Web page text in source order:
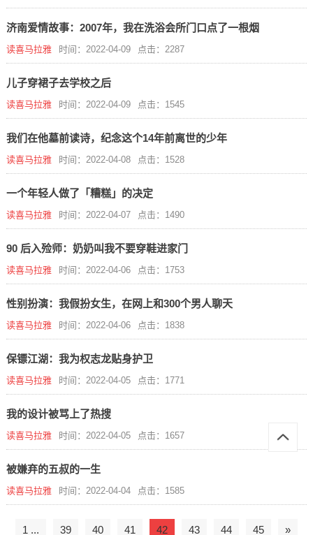
济南爱情故事：2007年，我在洗浴会所门口点了一根烟
读喜马拉雅 时间：2022-04-09 点击：2287
儿子穿裙子去学校之后
读喜马拉雅 时间：2022-04-09 点击：1545
我们在他墓前读诗，纪念这个14年前离世的少年
读喜马拉雅 时间：2022-04-08 点击：1528
一个年轻人做了「糟糕」的决定
读喜马拉雅 时间：2022-04-07 点击：1490
90 后入殓师：奶奶叫我不要穿鞋进家门
读喜马拉雅 时间：2022-04-06 点击：1753
性别扮演：我假扮女生，在网上和300个男人聊天
读喜马拉雅 时间：2022-04-06 点击：1838
保镖江湖：我为权志龙贴身护卫
读喜马拉雅 时间：2022-04-05 点击：1771
我的设计被骂上了热搜
读喜马拉雅 时间：2022-04-05 点击：1657
被嫌弃的五叔的一生
读喜马拉雅 时间：2022-04-04 点击：1585
1 ... 39 40 41 42 43 44 45 »